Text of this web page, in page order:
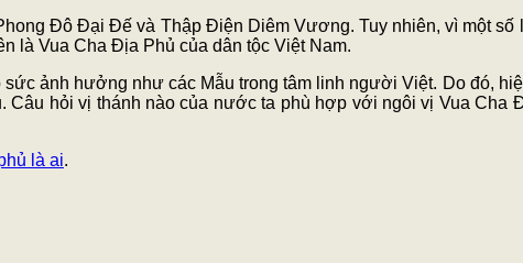
Đô Đại Đế và Thập Điện Diêm Vương. Tuy nhiên, vì một số
là Vua Cha Địa Phủ của dân tộc Việt Nam.
ảnh hưởng như các Mẫu trong tâm linh người Việt. Do đó,
hỏi vị thánh nào của nước ta phù hợp với ngôi vị Vua Cha
là ai.